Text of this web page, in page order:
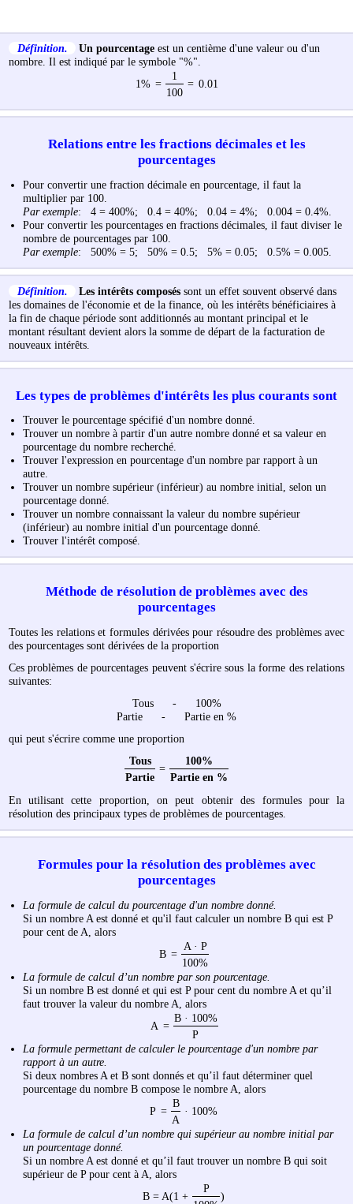
Définition. Un pourcentage est un centième d'une valeur ou d'un
nombre. Il est indiqué par le symbole "%".
1% =
1
= 0.01
100
Relations entre les fractions décimales et les
pourcentages
Pour convertir une fraction décimale en pourcentage, il faut la
multiplier par 100.
Par exemple: 4 = 400%; 0.4 = 40%; 0.04 = 4%; 0.004 = 0.4%.
Pour convertir les pourcentages en fractions décimales, il faut diviser le
nombre de pourcentages par 100.
Par exemple: 500% = 5; 50% = 0.5; 5% = 0.05; 0.5% = 0.005.
Définition. Les intérêts composés sont un effet souvent observé dans
les domaines de l'économie et de la finance, où les intérêts bénéficiaires à
la fin de chaque période sont additionnés au montant principal et le
montant résultant devient alors la somme de départ de la facturation de
nouveaux intérêts.
Les types de problèmes d'intérêts les plus courants sont
Trouver le pourcentage spécifié d'un nombre donné.
Trouver un nombre à partir d'un autre nombre donné et sa valeur en
pourcentage du nombre recherché.
Trouver l'expression en pourcentage d'un nombre par rapport à un
autre.
Trouver un nombre supérieur (inférieur) au nombre initial, selon un
pourcentage donné.
Trouver un nombre connaissant la valeur du nombre supérieur
(inférieur) au nombre initial d'un pourcentage donné.
Trouver l'intérêt composé.
Méthode de résolution de problèmes avec des
pourcentages
Toutes les relations et formules dérivées pour résoudre des problèmes avec
des pourcentages sont dérivées de la proportion
Ces problèmes de pourcentages peuvent s'écrire sous la forme des relations
suivantes:
Tous - 100%
Partie - Partie en %
qui peut s'écrire comme une proportion
Tous
=
100%
Partie
Partie en %
En utilisant cette proportion, on peut obtenir des formules pour la
résolution des principaux types de problèmes de pourcentages.
Formules pour la résolution des problèmes avec
pourcentages
La formule de calcul du pourcentage d'un nombre donné.
Si un nombre A est donné et qu'il faut calculer un nombre B qui est P
pour cent de A, alors
B =
A · P
100%
La formule de calcul d’un nombre par son pourcentage.
Si un nombre B est donné et qui est P pour cent du nombre A et qu’il
faut trouver la valeur du nombre A, alors
A =
B · 100%
P
La formule permettant de calculer le pourcentage d'un nombre par
rapport à un autre.
Si deux nombres A et B sont donnés et qu’il faut déterminer quel
pourcentage du nombre B compose le nombre A, alors
P =
B
· 100%
A
La formule de calcul d’un nombre qui supérieur au nombre initial par
un pourcentage donné.
Si un nombre A est donné et qu’il faut trouver un nombre B qui soit
supérieur de P pour cent à A, alors
B = A(1 +
P
)